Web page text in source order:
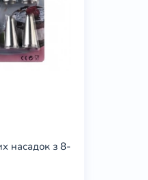
насадок з 8-